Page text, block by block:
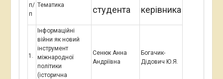
п/
п
Тематика студента керівника
Інформаційні
війни як новий
інструмент
міжнародної
політики
(історична
Сенюк Анна
Андріївна
Богачик-
Дідович Ю.Я.